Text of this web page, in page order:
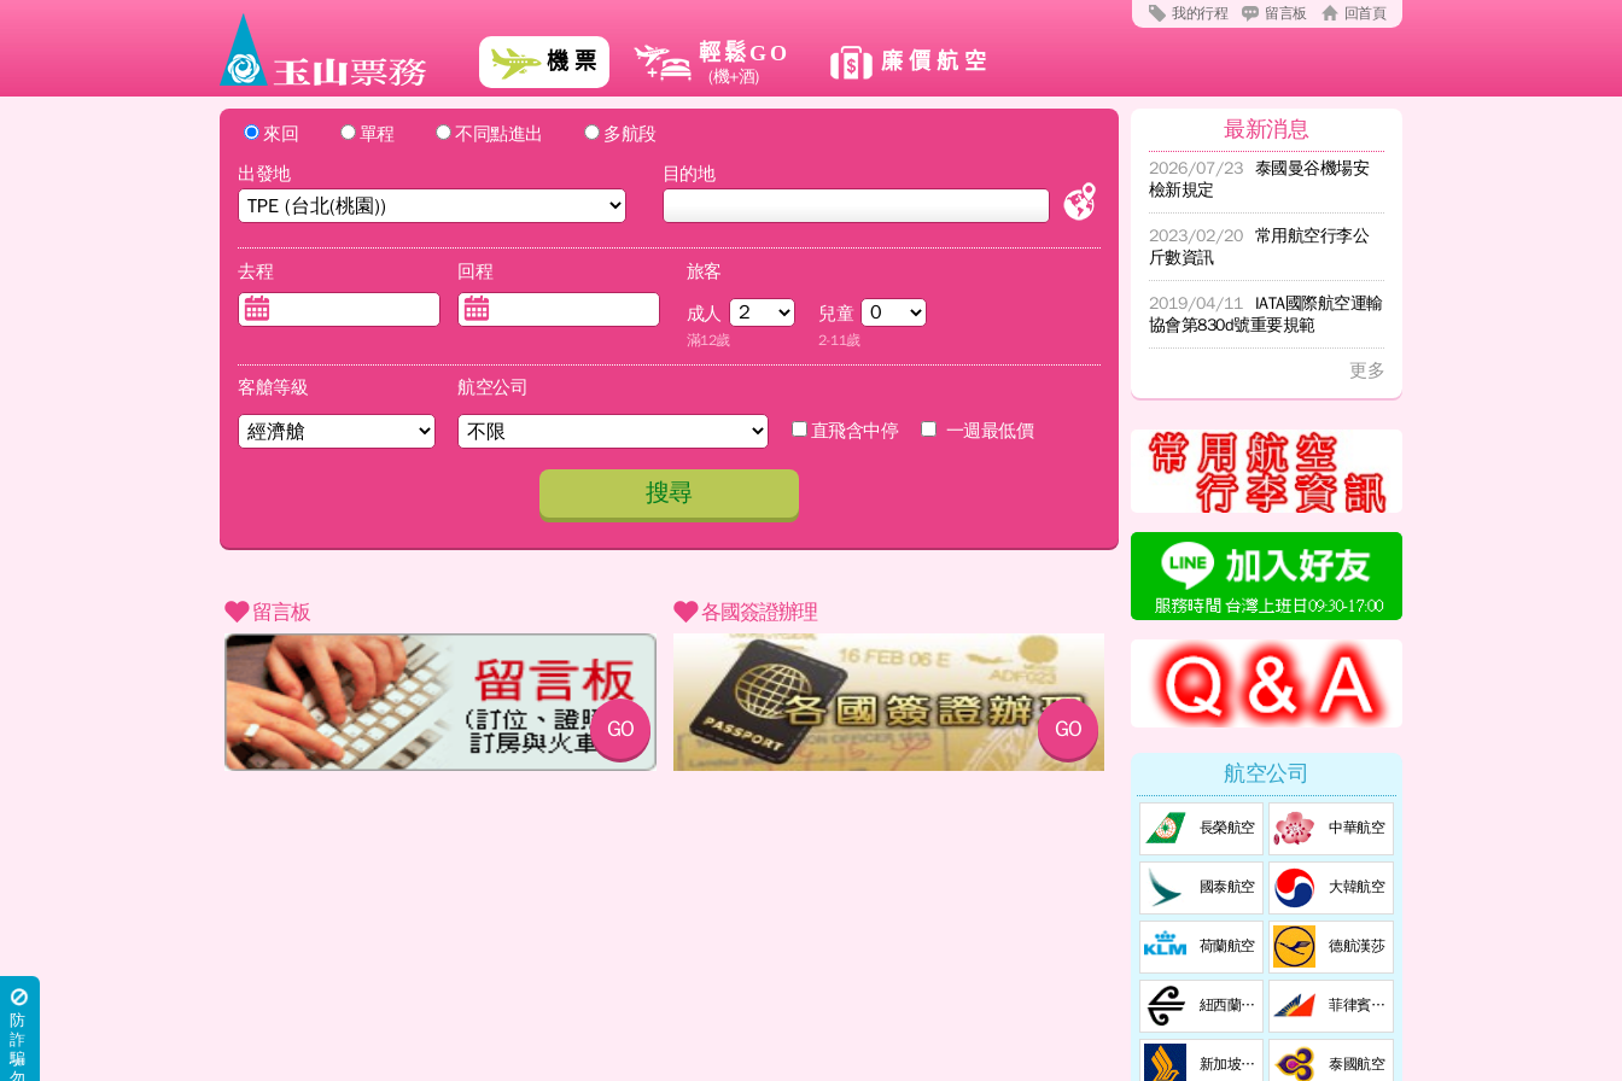
我的行程 留言板 回首頁
機票 輕鬆GO
(機+酒)
廉價航空
防
詐
騙
來回 單程 不同點進出
多航段
出發地
目的地
去程 回程
旅客
成人
滿12歲
兒童
2-11歲
客艙等級
航空公司
直飛含中停
一週最低價
搜尋
最新消息
2026/07/23
泰國曼谷機場安
檢新規定
2023/02/20
常用航空行李公
斤數資訊
2019/04/11
IATA國際航空運輸
協會第830d號重要規範
更多
航空公司
長榮航空 中華航空
國泰航空 大韓航空
荷蘭航空 德航漢莎
紐西蘭航
空
菲律賓航
新加坡航 泰國航空
c 留言板
GO
c各國簽證辦理
GO